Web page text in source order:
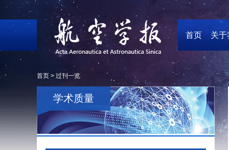
首页 关于
首页 > 过刊一览
学术质量